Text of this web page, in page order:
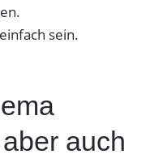
sein.
auch